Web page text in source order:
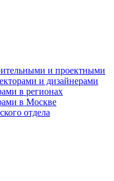
и проектными
и дизайнерами
в регионах
в Москве
отдела